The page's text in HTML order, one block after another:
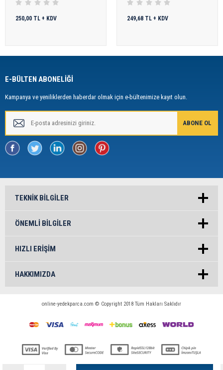
250,00 TL + KDV 249,68 TL + KDV
E-BÜLTEN ABONELİĞİ
Kampanya ve yeniliklerden haberdar olmak için e-bültenimize kayıt olun.
TEKNIK BILGILER
ÖNEMLI BILGILER
HIZLI ERIŞIM
HAKKIMIZDA
online-yedekparca.com © Copyright 2018 Tüm Hakları Saklıdır